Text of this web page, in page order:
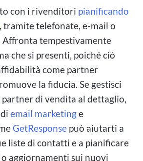
con i rivenditori pianificando
, tramite telefonate, e-mail o
Affronta tempestivamente
che si presenti, poiché ciò
come partner
la fiducia. Se gestisci
di vendita al dettaglio,
email marketinge
GetResponse può aiutarti a
liste di contatti e a pianificare
aggiornamenti sui nuovi